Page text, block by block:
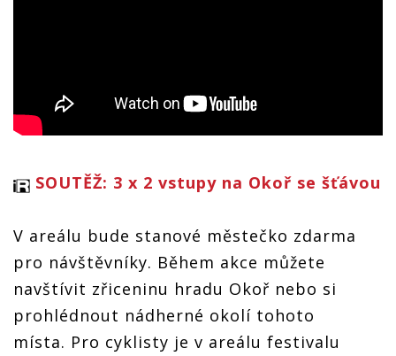
SOUTĚŽ: 3 x 2 vstupy na Okoř se šťávou
V areálu bude stanové městečko zdarma
pro návštěvníky. Během akce můžete
navštívit zřiceninu hradu Okoř nebo si
prohlédnout nádherné okolí tohoto
místa. Pro cyklisty je v areálu festivalu